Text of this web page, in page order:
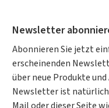
Unternehmen
effektiv in ihre
Sie erfahren, wie
optimieren,
beherrschen
wie
Newsletter
Abonnieren Sie jetzt
erscheinenden
über neue Produkte
Newsletter ist natürlich